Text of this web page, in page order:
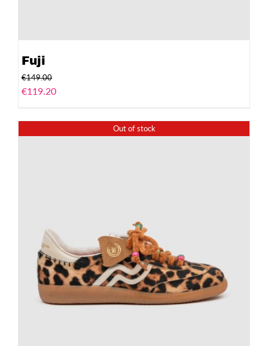
Fuji
€149.00
€119.20
Out of stock